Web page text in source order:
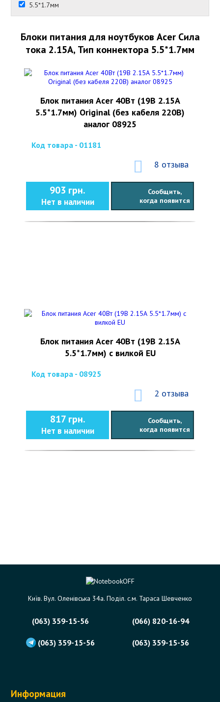
5.5*1.7мм
Блоки питания для ноутбуков Acer Сила
тока 2.15А, Тип коннектора 5.5*1.7мм
Блок питания Acer 40Вт (19В 2.15А
5.5*1.7мм) Original (без кабеля 220В)
аналог 08925
Код товара - 01181
8 отзыва
903 грн.
Нет в наличии
Сообщить,
когда появится
Блок питания Acer 40Вт (19В 2.15А
5.5*1.7мм) с вилкой EU
Код товара - 08925
2 отзыва
817 грн.
Нет в наличии
Сообщить,
когда появится
Київ. Вул. Оленівська 34а. Поділ. с.м. Тараса Шевченко
(063) 359-15-56 (066) 820-16-94
(063) 359-15-56 (063) 359-15-56
Информация